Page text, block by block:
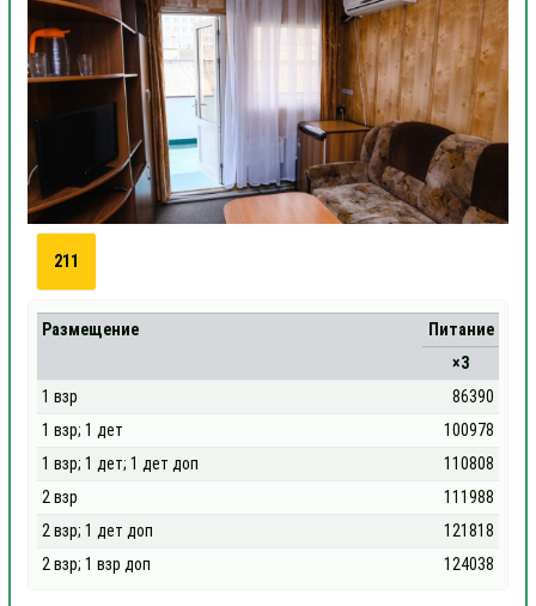
211
Размещение
Питание
×3
1 взр
86390
1 взр; 1 дет
100978
1 взр; 1 дет; 1 дет доп
110808
2 взр
111988
2 взр; 1 дет доп
121818
2 взр; 1 взр доп
124038